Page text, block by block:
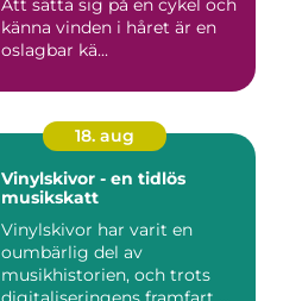
Att sätta sig på en cykel och
känna vinden i håret är en
oslagbar kä...
18. aug
Vinylskivor - en tidlös
musikskatt
Vinylskivor har varit en
oumbärlig del av
musikhistorien, och trots